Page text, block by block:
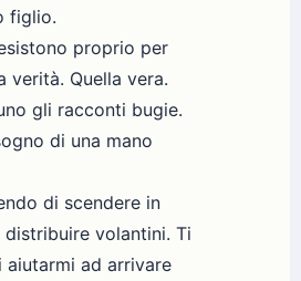
figlio.
proprio per
verità. Quella vera.
gli racconti bugie.
di una mano
di scendere in
volantini. Ti
aiutarmi ad arrivare